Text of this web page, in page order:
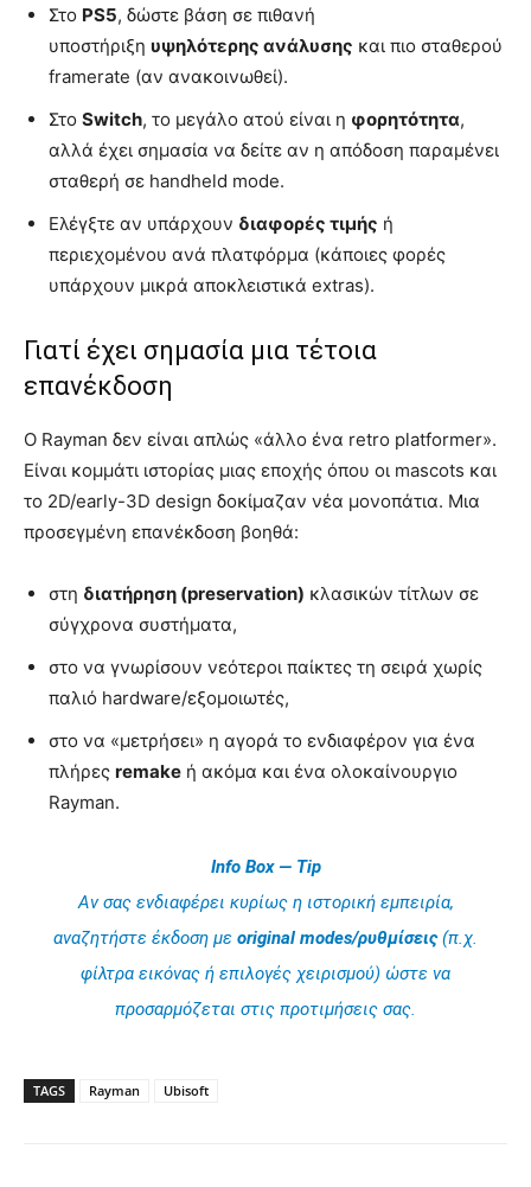
Στο PS5, δώστε βάση σε πιθανή
υποστήριξη υψηλότερης ανάλυσης και πιο σταθερού
framerate (αν ανακοινωθεί).
Στο Switch, το μεγάλο ατού είναι η φορητότητα,
αλλά έχει σημασία να δείτε αν η απόδοση παραμένει
σταθερή σε handheld mode.
Ελέγξτε αν υπάρχουν διαφορές τιμής ή
περιεχομένου ανά πλατφόρμα (κάποιες φορές
υπάρχουν μικρά αποκλειστικά extras).
Γιατί έχει σημασία μια τέτοια
επανέκδοση
Ο Rayman δεν είναι απλώς «άλλο ένα retro platformer».
Είναι κομμάτι ιστορίας μιας εποχής όπου οι mascots και
το 2D/early-3D design δοκίμαζαν νέα μονοπάτια. Μια
προσεγμένη επανέκδοση βοηθά:
στη διατήρηση (preservation) κλασικών τίτλων σε
σύγχρονα συστήματα,
στο να γνωρίσουν νεότεροι παίκτες τη σειρά χωρίς
παλιό hardware/εξομοιωτές,
στο να «μετρήσει» η αγορά το ενδιαφέρον για ένα
πλήρες remake ή ακόμα και ένα ολοκαίνουργιο
Rayman.
Info Box — Tip
Αν σας ενδιαφέρει κυρίως η ιστορική εμπειρία,
αναζητήστε έκδοση με original modes/ρυθμίσεις(π.χ.
φίλτρα εικόνας ή επιλογές χειρισμού) ώστε να
προσαρμόζεται στις προτιμήσεις σας.
TAGS Rayman Ubisoft